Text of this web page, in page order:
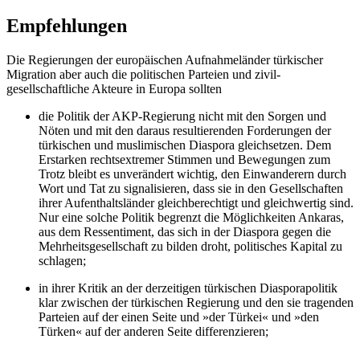
Empfehlungen
Die Regierungen der europäischen Auf­nahmeländer türkischer
Migration aber auch die politischen Parteien und zivil­
gesellschaftliche Akteure in Europa sollten
die Politik der AKP-Regierung nicht mit den Sorgen und
Nöten und mit den da­raus resultierenden Forderungen der
türkischen und muslimischen Diaspora gleichsetzen. Dem
Erstarken rechts­extremer Stimmen und Bewegungen zum
Trotz bleibt es unverändert wichtig, den Einwanderern durch
Wort und Tat zu signalisieren, dass sie in den Gesellschaften
ihrer Aufenthalts­länder gleichberechtigt und gleichwertig sind.
Nur eine solche Politik begrenzt die Möglichkeiten Ankaras,
aus dem Ressentiment, das sich in der Diaspora gegen die
Mehrheitsgesellschaft zu bilden droht, politisches Kapital zu
schlagen;
in ihrer Kritik an der derzeitigen tür­kischen Diasporapolitik
klar zwischen der türkischen Regierung und den sie tragenden
Parteien auf der einen Seite und »der Türkei« und »den
Türken« auf der anderen Seite differenzieren;